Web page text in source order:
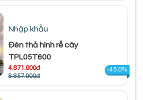
Nhập khẩu
Đèn thả hình rễ cây
TPL05T600
4.871.000đ
8.857.000đ
-45.0%